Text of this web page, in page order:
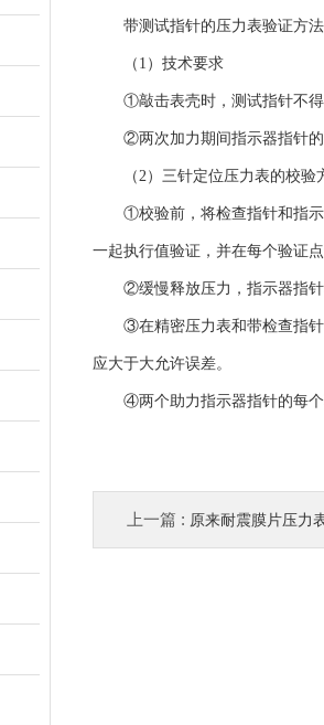
带测试指针的压力表验证方法
（1）技术要求
①敲击表壳时，测试指针不得
②两次加力期间指示器指针的
（2）三针定位压力表的校验
①校验前，将检查指针和指示器
一起执行值验证，并在每个验证
②缓慢释放压力，指示器指针
③在精密压力表和带检查指针的
应大于大允许误差。
④两个助力指示器指针的每个
上一篇 : 原来耐震膜片压力表表